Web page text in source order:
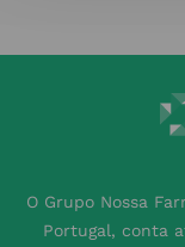
O Grupo Nossa
Portugal, conta